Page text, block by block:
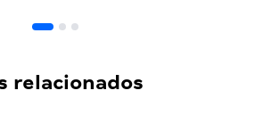
relacionados